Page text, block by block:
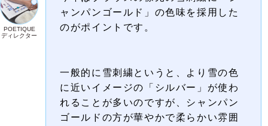
POETIQUE
ディレクター
ャンパンゴールド」の色味を採用した
のがポイントです。
一般的に雪刺繍というと、より雪の色
に近いイメージの「シルバー」が使わ
れることが多いのですが、シャンパン
ゴールドの方が華やかで柔らかい雰囲